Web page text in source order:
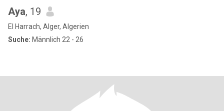
Aya, 19
El Harrach, Alger, Algerien
Suche: Männlich 22 - 26